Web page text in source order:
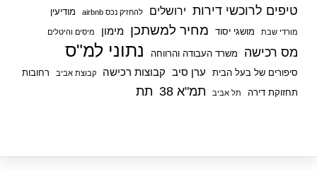
טיפים לרוכשי דירות ירושלים להחזיק נכס airbnb מודיעין
מורדי שבת מושגי יסוד מחיר למשתכן מימון מיסים והיטלים
מס רכישה משרד העבודה והרווחה נתוני למ"ס
סיפורים של בעל הבית ערן סיב קבוצות רכישה קבוצת אביב
רחובות
תחזוקת דירה
תל אביב תמ"א 38 תת